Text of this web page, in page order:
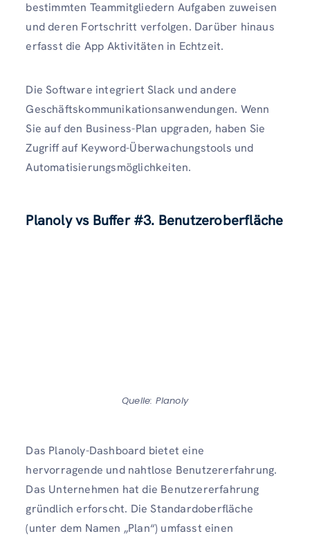
bestimmten Teammitgliedern Aufgaben zuweisen
und deren Fortschritt verfolgen. Darüber hinaus
erfasst die App Aktivitäten in Echtzeit.
Die Software integriert Slack und andere
Geschäftskommunikationsanwendungen. Wenn
Sie auf den Business-Plan upgraden, haben Sie
Zugriff auf Keyword-Überwachungstools und
Automatisierungsmöglichkeiten.
Planoly vs Buffer#3. Benutzeroberfläche
Quelle: Planoly
Das Planoly-Dashboard bietet eine
hervorragende und nahtlose Benutzererfahrung.
Das Unternehmen hat die Benutzererfahrung
gründlich erforscht. Die Standardoberfläche
(unter dem Namen „Plan“) umfasst einen